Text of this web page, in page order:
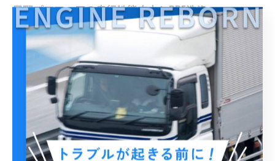
日野プロフィアの走行性能向上とDPF洗浄
日野プロフィアは大型トラックとして多くの物流現場で
活躍していますが、DPFの目詰まりは走行性能に直結する
課題です。とくに力強い加速や長距離運転時の安定性を
維持するためには、DPF洗浄が不可欠です。
DPF洗浄によって排気効率が改善されることで、エンジン
出力のロスが減り、走行時のストレスが軽減します。こ
れにより、積載量が多い状態でもスムーズな走りを維持